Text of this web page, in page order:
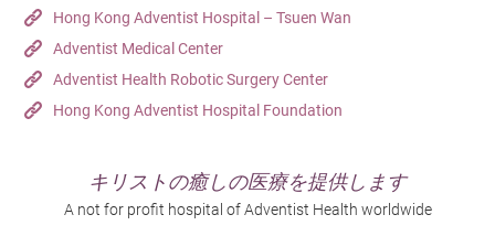
Hong Kong Adventist Hospital – Tsuen Wan
Adventist Medical Center
Adventist Health Robotic Surgery Center
Hong Kong Adventist Hospital Foundation
キリストの癒しの医療を提供します
A not for profit hospital of Adventist Health worldwide